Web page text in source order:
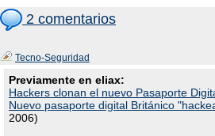
2 comentarios
Tecno-Seguridad
Previamente en eliax:
Hackers clonan el nuevo Pasaporte
Nuevo pasaporte digital Británico
2006)